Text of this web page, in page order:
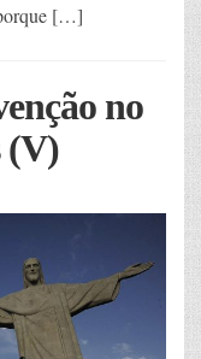
[…]
no
(V)